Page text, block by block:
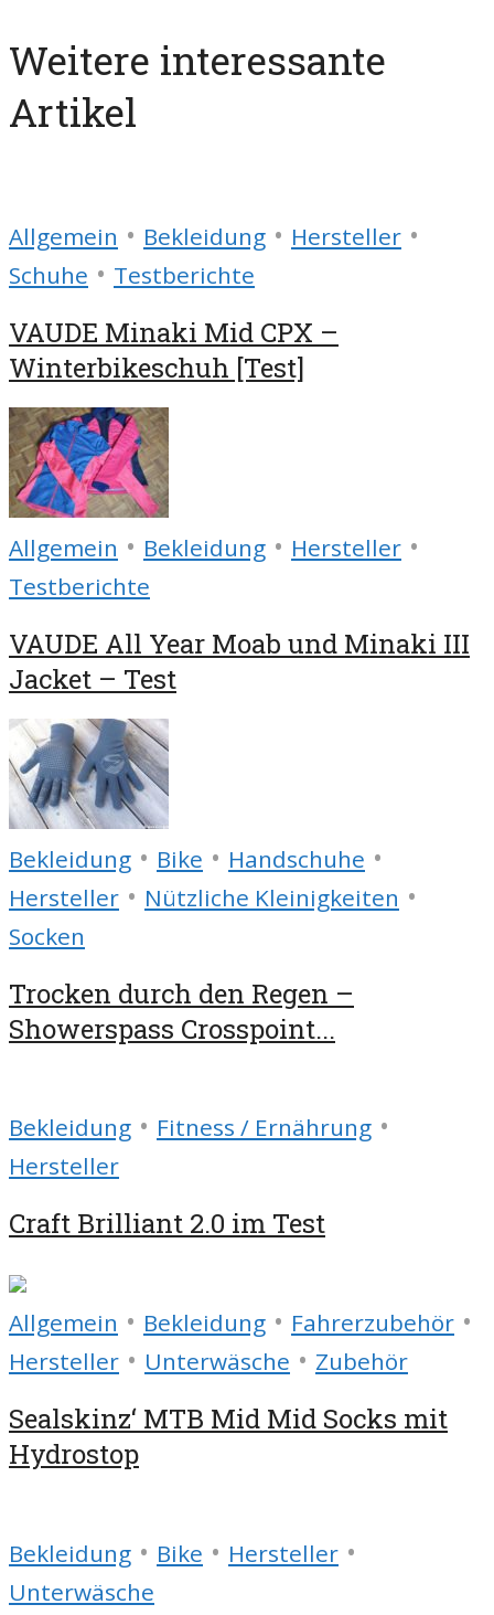
Weitere interessante
Artikel
Allgemein • Bekleidung • Hersteller •
Schuhe • Testberichte
VAUDE Minaki Mid CPX –
Winterbikeschuh [Test]
Allgemein • Bekleidung • Hersteller •
Testberichte
VAUDE All Year Moab und Minaki III
Jacket – Test
Bekleidung • Bike • Handschuhe •
Hersteller • Nützliche Kleinigkeiten •
Socken
Trocken durch den Regen –
Showerspass Crosspoint...
Bekleidung • Fitness / Ernährung •
Hersteller
Craft Brilliant 2.0 im Test
Allgemein • Bekleidung • Fahrerzubehör •
Hersteller • Unterwäsche • Zubehör
Sealskinz‘ MTB Mid Mid Socks mit
Hydrostop
Bekleidung • Bike • Hersteller •
Unterwäsche